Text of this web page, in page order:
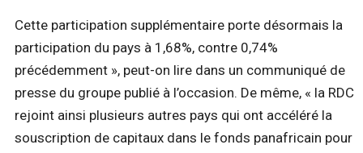
Cette participation supplémentaire porte désormais la
participation du pays à 1,68%, contre 0,74%
précédemment », peut-on lire dans un communiqué de
presse du groupe publié à l’occasion. De même, « la RDC
rejoint ainsi plusieurs autres pays qui ont accéléré la
souscription de capitaux dans le fonds panafricain pour